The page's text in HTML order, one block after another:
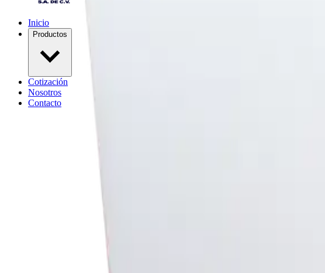
Inicio
Productos
Cotización
Nosotros
Contacto